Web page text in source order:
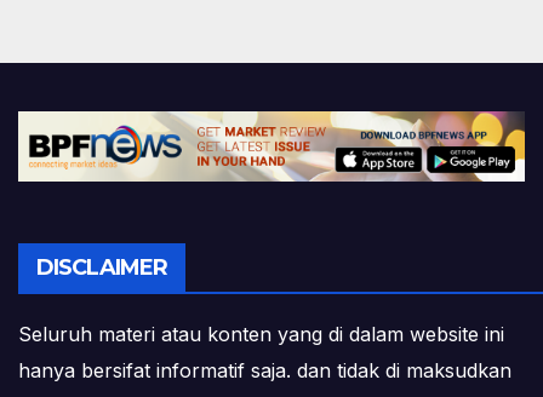
DISCLAIMER
Seluruh materi atau konten yang di dalam website ini
hanya bersifat informatif saja. dan tidak di maksudkan